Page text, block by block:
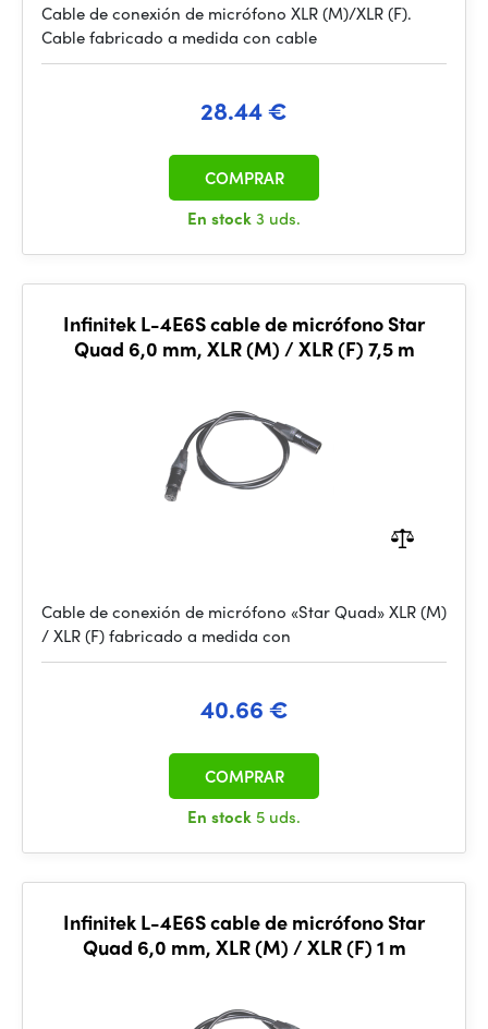
Cable de conexión de micrófono XLR (M)/XLR (F).
Cable fabricado a medida con cable
28.44 €
En stock3 uds.
COMPRAR
Infinitek L-4E6S cable de micrófono Star
Quad 6,0 mm, XLR (M) / XLR (F) 7,5 m
Cable de conexión de micrófono «Star Quad» XLR (M)
/ XLR (F) fabricado a medida con
40.66 €
En stock 5 uds.
COMPRAR
Infinitek L-4E6S cable de micrófono Star
Quad 6,0 mm, XLR (M) / XLR (F) 1 m